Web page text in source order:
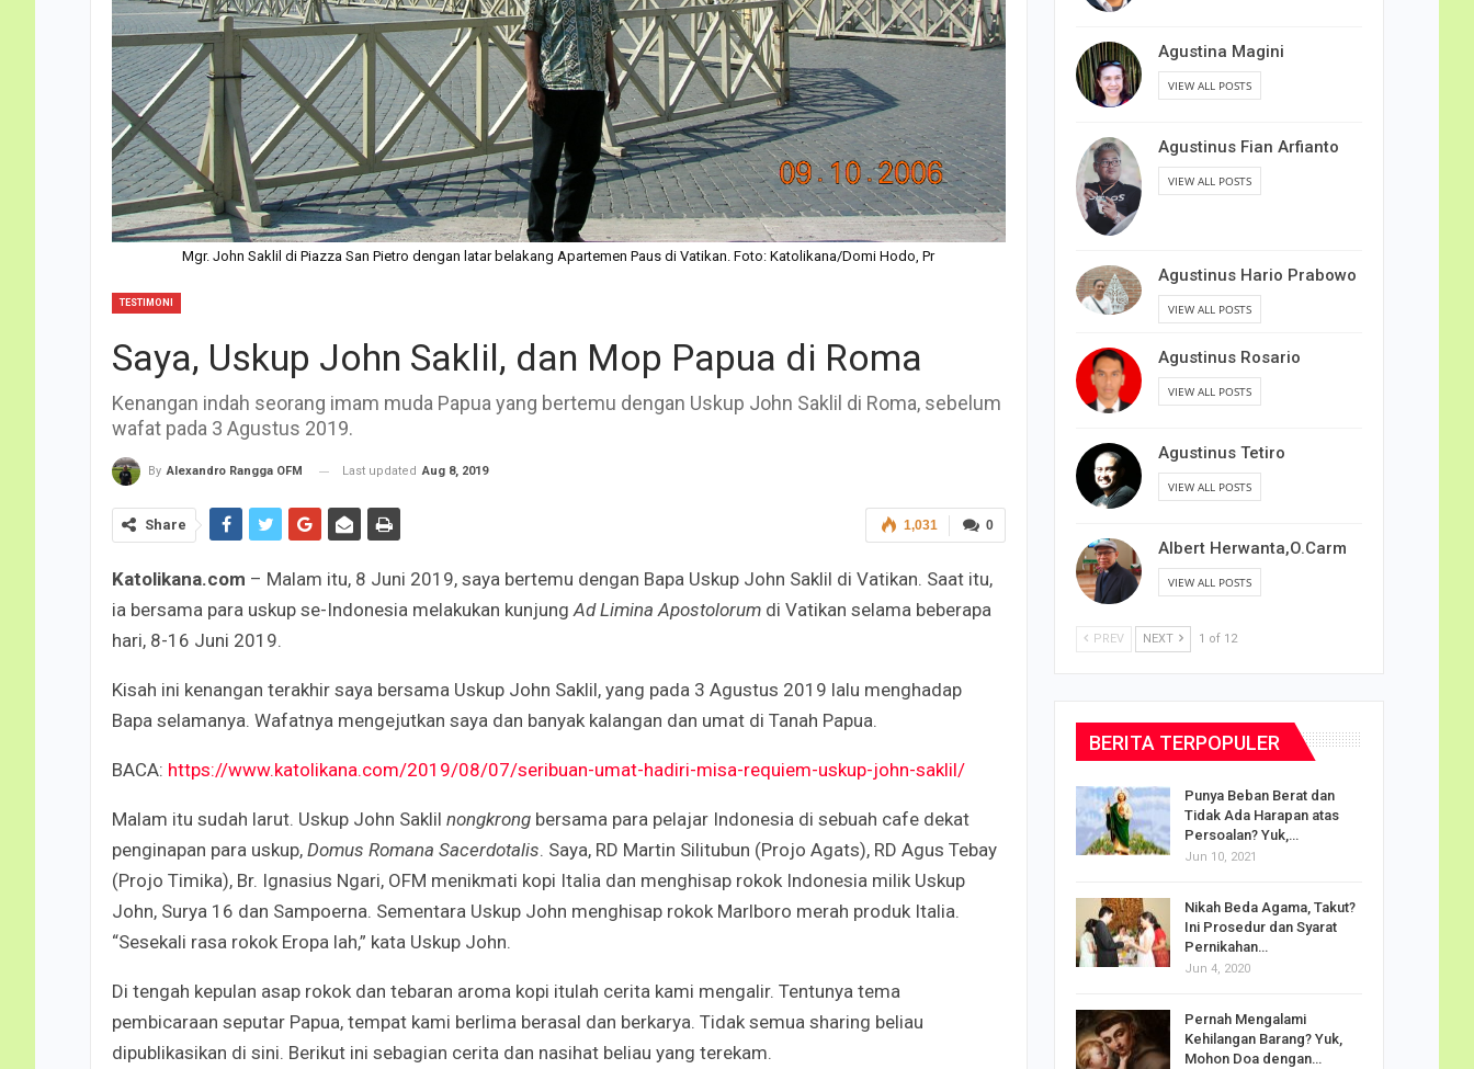
Mgr. John Saklil di Piazza San Pietro dengan latar belakang Apartemen Paus di Vatikan. Foto: Katolikana/Domi Hodo, Pr
TESTIMONI
Saya, Uskup John Saklil, dan Mop Papua di Roma
Kenangan indah seorang imam muda Papua yang bertemu dengan Uskup John Saklil di Roma, sebelum
wafat pada 3 Agustus 2019.
By Alexandro Rangga OFM Last updated Aug 8, 2019
0
1,031
Share
Katolikana.com – Malam itu, 8 Juni 2019, saya bertemu dengan Bapa Uskup John Saklil di Vatikan. Saat itu,
ia bersama para uskup se-Indonesia melakukan kunjungAd Limina Apostolorum di Vatikan selama beberapa
hari, 8-16 Juni 2019.
Kisah ini kenangan terakhir saya bersama Uskup John Saklil, yang pada 3 Agustus 2019 lalu menghadap
Bapa selamanya. Wafatnya mengejutkan saya dan banyak kalangan dan umat di Tanah Papua.
BACA: https://www.katolikana.com/2019/08/07/seribuan-umat-hadiri-misa-requiem-uskup-john-saklil/
Malam itu sudah larut. Uskup John Saklil nongkrong bersama para pelajar Indonesia di sebuah cafe dekat
penginapan para uskup, Domus Romana Sacerdotalis. Saya, RD Martin Silitubun (Projo Agats), RD Agus Tebay
(Projo Timika), Br. Ignasius Ngari, OFM menikmati kopi Italia dan menghisap rokok Indonesia milik Uskup
John, Surya 16 dan Sampoerna. Sementara Uskup John menghisap rokok Marlboro merah produk Italia.
“Sesekali rasa rokok Eropa lah,” kata Uskup John.
Di tengah kepulan asap rokok dan tebaran aroma kopi itulah cerita kami mengalir. Tentunya tema
pembicaraan seputar Papua, tempat kami berlima berasal dan berkarya. Tidak semua sharing beliau
dipublikasikan di sini. Berikut ini sebagian cerita dan nasihat beliau yang terekam.
Agustina Magini
VIEW ALL POSTS
Agustinus Fian Arfianto
VIEW ALL POSTS
Agustinus Hario Prabowo
VIEW ALL POSTS
Agustinus Rosario
VIEW ALL POSTS
Agustinus Tetiro
VIEW ALL POSTS
Albert Herwanta,O.Carm
VIEW ALL POSTS
PREV NEXT 1 of 12
BERITA TERPOPULER
Hidup Kita
Paling Menginspirasi
Acutis, Menjadi Kudus di
Punya Beban Berat dan
Tidak Ada Harapan atas
Persoalan? Yuk,…
Jun 10, 2021
Nikah Beda Agama, Takut?
Ini Prosedur dan Syarat
Pernikahan…
Jun 4, 2020
Pernah Mengalami
Kehilangan Barang? Yuk,
Mohon Doa dengan…